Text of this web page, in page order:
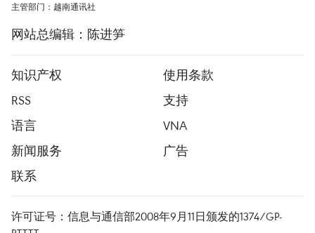
主管部门：越南通讯社
网站总编辑：陈进笋
知识产权
使用条款
RSS
支持
语言
VNA
新闻服务
广告
联系
许可证号：信息与通信部2008年9月11日颁发的1374/GP-